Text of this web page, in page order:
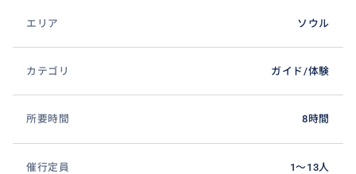
高麗時収縮したが、17世紀初頭、光海軍の時火災で消
江華海峡を守る重要な要塞で、高麗がモンゴルの侵略
に対抗するために江華に遷都した後、海岸線に沿って
長く積んだ城塞です。
エリア ソウル
カテゴリ ガイド/体験
所要時間 8時間
催行定員 1〜13人